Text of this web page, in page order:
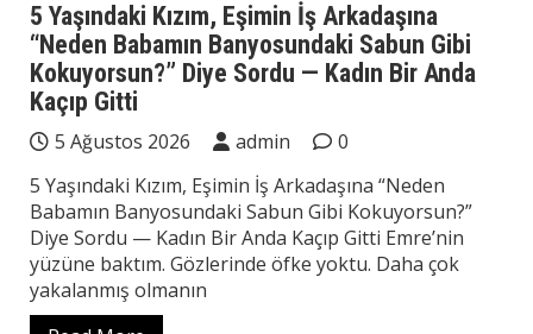
5 Yaşındaki Kızım, Eşimin İş Arkadaşına
“Neden Babamın Banyosundaki Sabun Gibi
Kokuyorsun?” Diye Sordu — Kadın Bir Anda
Kaçıp Gitti
5 Ağustos 2026 admin
0
5 Yaşındaki Kızım, Eşimin İş Arkadaşına “Neden
Babamın Banyosundaki Sabun Gibi Kokuyorsun?”
Diye Sordu — Kadın Bir Anda Kaçıp Gitti Emre’nin
yüzüne baktım. Gözlerinde öfke yoktu. Daha çok
yakalanmış olmanın